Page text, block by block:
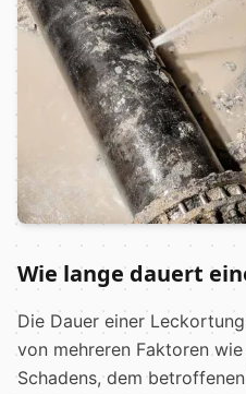
Wie lange dauert
Die Dauer einer
von mehreren Faktoren
Schadens, dem